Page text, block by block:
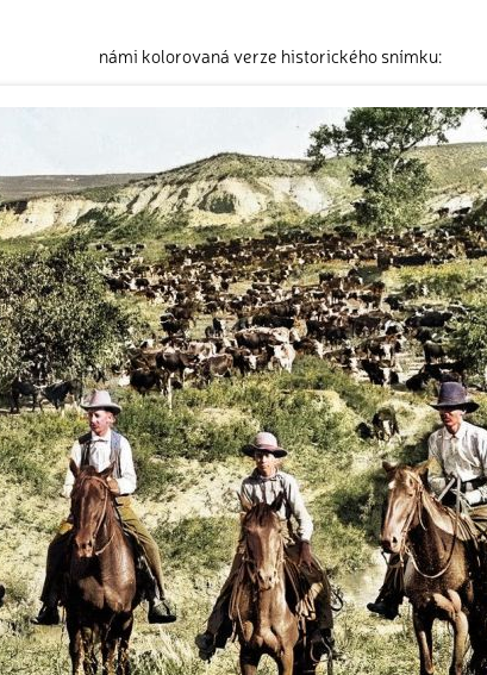
námi kolorovaná verze historického snímku: